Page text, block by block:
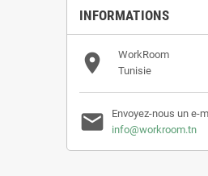
INFORMATIONS

WorkRoom
Tunisie

Envoyez-nous un e-
info@workroom.tn